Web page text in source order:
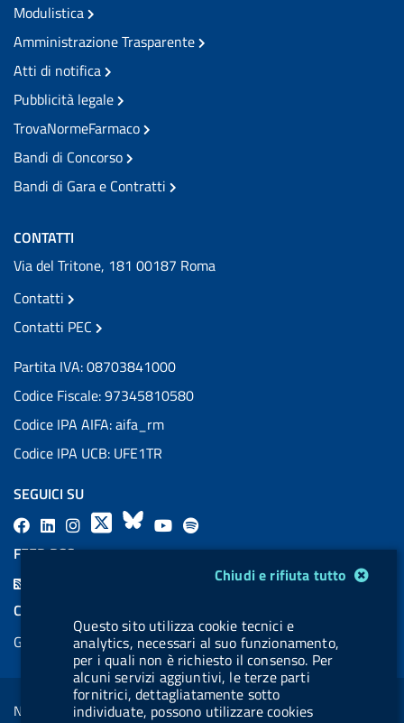
Chiudi e rifiuta tutto
Questo sito utilizza cookie tecnici e
analytics, necessari al suo funzionamento,
per i quali non è richiesto il consenso. Per
alcuni servizi aggiuntivi, le terze parti
fornitrici, dettagliatamente sotto
individuate, possono utilizzare cookies
Modulistica
Amministrazione Trasparente
Atti di notifica
Pubblicità legale
TrovaNormeFarmaco
Bandi di Concorso
Bandi di Gara e Contratti
CONTATTI
Via del Tritone, 181 00187 Roma
Contatti
Contatti PEC
Partita IVA: 08703841000
Codice Fiscale: 97345810580
Codice IPA AIFA: aifa_rm
Codice IPA UCB: UFE1TR
SEGUICI SU
F
a
L
i
a
l
.
b
u
t
X
B
l
s
k
y
Y
o
u
b
e
l
a
l
.
b
u
t
FEED RSS
COOKIES
Gestione cookie
Sezione Link Utili
Note legali